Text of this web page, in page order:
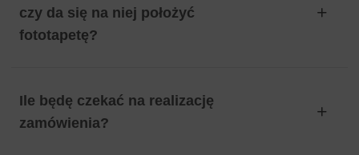
czy da się na niej położyć
fototapetę?
Ile będę czekać na realizację
zamówienia?